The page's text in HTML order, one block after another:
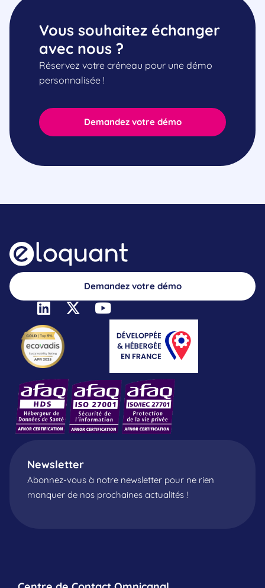
Demandez votre démo
Vous souhaitez échanger
avec nous ?
Réservez votre créneau pour une démo
personnalisée !
Demandez votre démo
Newsletter
Abonnez-vous à notre newsletter pour ne rien
manquer de nos prochaines actualités !